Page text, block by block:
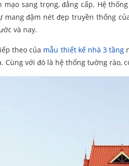
mạo sang trọng, đẳng cấp. Hệ
đậm nét đẹp truyền thống
và nay.
theo của mẫu thiết kế nhà 3 tầng
Cùng với đó là hệ thống tường rào,